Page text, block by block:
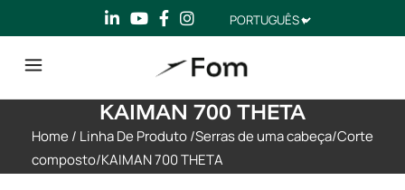
Escolha
um
idioma
KAIMAN 700 THETA
Home / Linha De Produto/Serras de uma cabeça/Corte
composto/KAIMAN 700 THETA